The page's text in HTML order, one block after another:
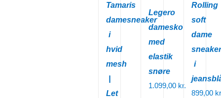
Tamaris
damesneaker
i
hvid
mesh
Let
Legero
damesko
med
elastik
snøre
1.099,00 kr.
Rolling
soft
dame
sneaker
i
899,00